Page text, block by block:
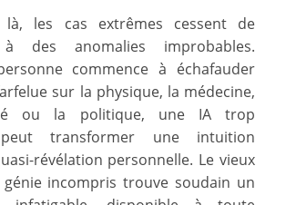
les cas extrêmes cessent de
à des anomalies improbables.
commence à échafauder
sur la physique, la médecine,
ou la politique, une IA trop
transformer une intuition
révélation personnelle. Le vieux
incompris trouve soudain un